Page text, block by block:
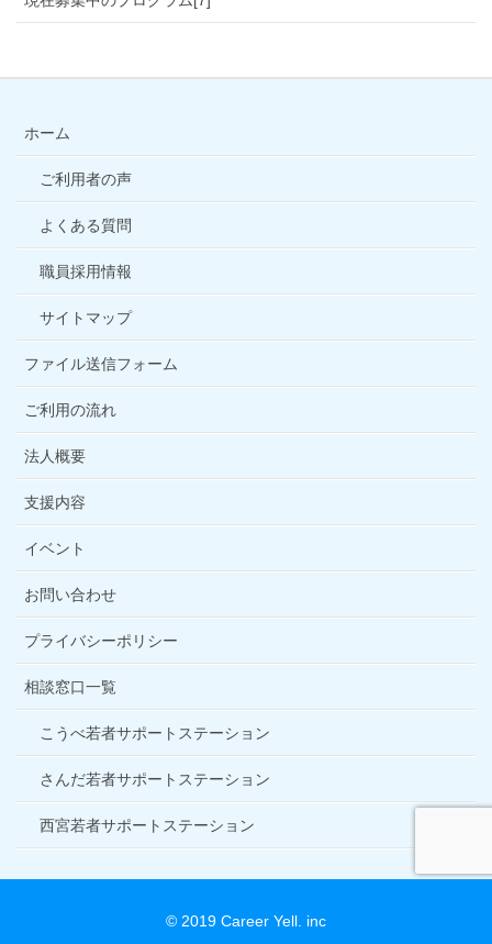
ホーム
ご利用者の声
よくある質問
職員採用情報
サイトマップ
ファイル送信フォーム
ご利用の流れ
法人概要
支援内容
イベント
お問い合わせ
プライバシーポリシー
相談窓口一覧
こうべ若者サポートステーション
さんだ若者サポートステーション
西宮若者サポートステーション
© 2019 Career Yell. inc